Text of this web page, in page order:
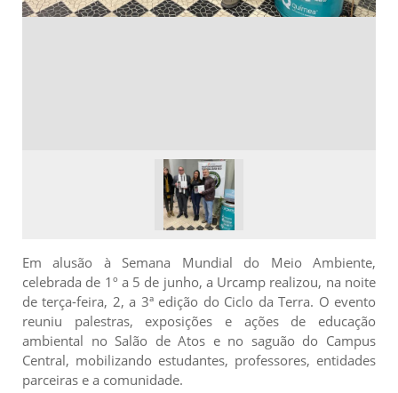
Em alusão à Semana Mundial do Meio Ambiente,
celebrada de 1º a 5 de junho, a Urcamp realizou, na noite
de terça-feira, 2, a 3ª edição do Ciclo da Terra. O evento
reuniu palestras, exposições e ações de educação
ambiental no Salão de Atos e no saguão do Campus
Central, mobilizando estudantes, professores, entidades
parceiras e a comunidade.